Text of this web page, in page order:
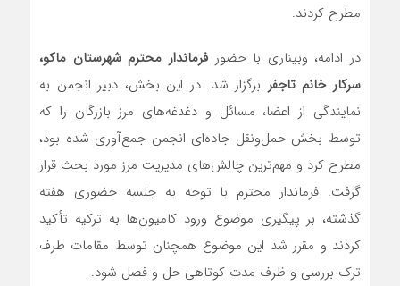
مطرح کردند.
در ادامه، وبیناری با حضورفرماندار محترم شهرستان ماکو،
سرکار خانم تاجفر برگزار شد. در این بخش، دبیر انجمن به
نمایندگی از اعضا، مسائل و دغدغه‌های مرز بازرگان را که
توسط بخش حمل‌ونقل جاده‌ای انجمن جمع‌آوری شده بود،
مطرح کرد و مهم‌ترین چالش‌های مدیریت مرز مورد بحث قرار
گرفت. فرماندار محترم با توجه به جلسه حضوری هفته
گذشته، بر پیگیری موضوع ورود کامیون‌ها به ترکیه تأکید
کردند و مقرر شد این موضوع همچنان توسط مقامات طرف
ترک بررسی و ظرف مدت کوتاهی حل و فصل شود.